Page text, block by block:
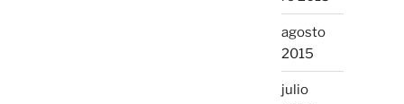
agosto
2015
julio